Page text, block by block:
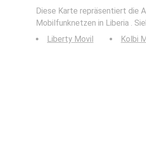
Diese Karte repräsentiert die
Mobilfunknetzen in Liberia .
Liberty Movil
Kolbi